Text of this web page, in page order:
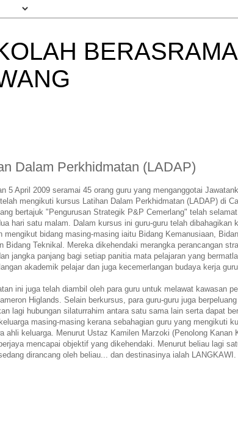
Dalam Perkhidmatan (LADAP)
5 April 2009 seramai 45 orang guru yang menganggotai
mengikuti kursus Latihan Dalam Perkhidmatan (LADAP) di
bertajuk "Pengurusan Strategik P&P Cemerlang" telah
hari satu malam. Dalam kursus ini guru-guru telah dibahagikan
mengikut bidang masing-masing iaitu Bidang Kemanusiaan,
Bidang Teknikal. Mereka dikehendaki merangka perancangan
jangka panjang bagi setiap panitia mata pelajaran yang
akademik pelajar dan juga kecemerlangan budaya kerja guru.
ini juga telah diambil oleh para guru untuk melawat kawasan
Higlands. Selain berkursus, para guru-guru juga
lagi hubungan silaturrahim antara satu sama lain serta dapat
masing-masing kerana sebahagian guru yang mengikuti
ahli keluarga. Menurut Ustaz Kamilen Marzoki (Penolong Kanan
mencapai objektif yang dikehendaki. Menurut beliau lagi
dirancang oleh beliau... dan destinasinya ialah LANGKAWI.